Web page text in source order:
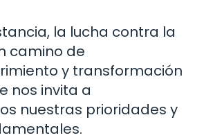
la lucha contra la
camino de
y transformación
nos invita a
nuestras prioridades y